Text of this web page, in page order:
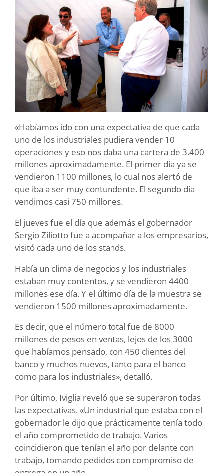
«Habíamos ido con una expectativa de que cada
uno de los industriales pudiera vender 10
operaciones y eso nos daba una cartera de 3.400
millones aproximadamente. El primer día ya se
vendieron 1100 millones, lo cual nos alertó de
que iba a ser muy contundente. El segundo día
vendimos casi 750 millones.
El jueves fue el día que además el gobernador
Sergio Ziliotto fue a acompañar a los empresarios,
visitó cada uno de los stands.
Había un clima de negocios y los industriales
estaban muy contentos, y se vendieron 4400
millones ese día. Y el último día de la muestra se
vendieron 1500 millones aproximadamente.
Es decir, que el número total fue de 8000
millones de pesos en ventas, lejos de los 3000
que habíamos pensado, con 450 clientes del
banco y muchos nuevos, tanto para el banco
como para los industriales», detalló.
Por último, Iviglia reveló que se superaron todas
las expectativas. «Un industrial que estaba con el
gobernador le dijo que prácticamente tenía todo
el año comprometido de trabajo. Varios
coincidieron que tenían el año por delante con
trabajo, tomando pedidos con compromiso de